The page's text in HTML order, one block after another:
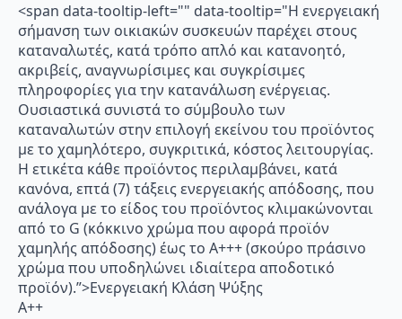
<span data-tooltip-left="" data-tooltip="Η ενεργειακή
σήμανση των οικιακών συσκευών παρέχει στους
καταναλωτές, κατά τρόπο απλό και κατανοητό,
ακριβείς, αναγνωρίσιμες και συγκρίσιμες
πληροφορίες για την κατανάλωση ενέργειας.
Ουσιαστικά συνιστά το σύμβουλο των
καταναλωτών στην επιλογή εκείνου του προϊόντος
με το χαμηλότερο, συγκριτικά, κόστος λειτουργίας.
Η ετικέτα κάθε προϊόντος περιλαμβάνει, κατά
κανόνα, επτά (7) τάξεις ενεργειακής απόδοσης, που
ανάλογα με το είδος του προϊόντος κλιμακώνονται
από το G (κόκκινο χρώμα που αφορά προϊόν
χαμηλής απόδοσης) έως το Α+++ (σκούρο πράσινο
χρώμα που υποδηλώνει ιδιαίτερα αποδοτικό
προϊόν).”>Ενεργειακή Κλάση Ψύξης
A++